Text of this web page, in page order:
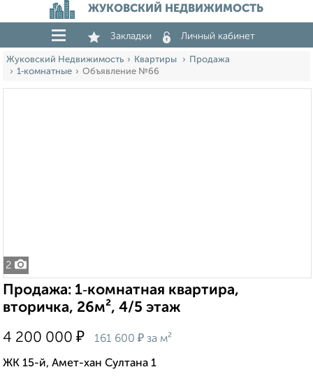
ЖУКОВСКИЙ НЕДВИЖИМОСТЬ
Закладки Личный кабинет
Жуковский Недвижимость Квартиры
Продажа
1‑комнатные
Объявление №66
2
Продажа: 1‑комнатная квартира,
вторичка, 26м², 4/5 этаж
4 200 000 ₽ 161 600 ₽ за м²
ЖК 15-й, Амет-хан Султана 1